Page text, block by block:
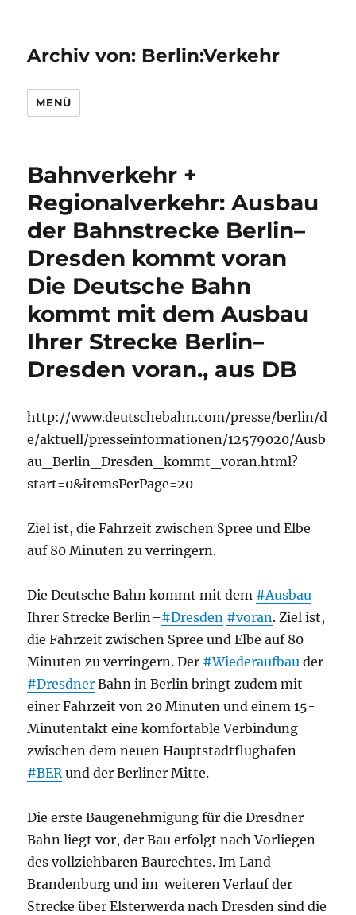
Archiv von: Berlin:Verkehr
MENÜ
Bahnverkehr +
Regionalverkehr: Ausbau
der Bahnstrecke Berlin–
Dresden kommt voran
Die Deutsche Bahn
kommt mit dem Ausbau
Ihrer Strecke Berlin–
Dresden voran., aus DB
http://www.deutschebahn.com/presse/berlin/d
e/aktuell/presseinformationen/12579020/Ausb
au_Berlin_Dresden_kommt_voran.html?
start=0&itemsPerPage=20
Ziel ist, die Fahrzeit zwischen Spree und Elbe
auf 80 Minuten zu verringern.
Die Deutsche Bahn kommt mit dem #Ausbau
Ihrer Strecke Berlin–#Dresden #voran. Ziel ist,
die Fahrzeit zwischen Spree und Elbe auf 80
Minuten zu verringern. Der #Wiederaufbau der
#Dresdner Bahn in Berlin bringt zudem mit
einer Fahrzeit von 20 Minuten und einem 15-
Minutentakt eine komfortable Verbindung
zwischen dem neuen Hauptstadtflughafen
#BERund der Berliner Mitte.
Die erste Baugenehmigung für die Dresdner
Bahn liegt vor, der Bau erfolgt nach Vorliegen
des vollziehbaren Baurechtes. Im Land
Brandenburg und im weiteren Verlauf der
Strecke über Elsterwerda nach Dresden sind die